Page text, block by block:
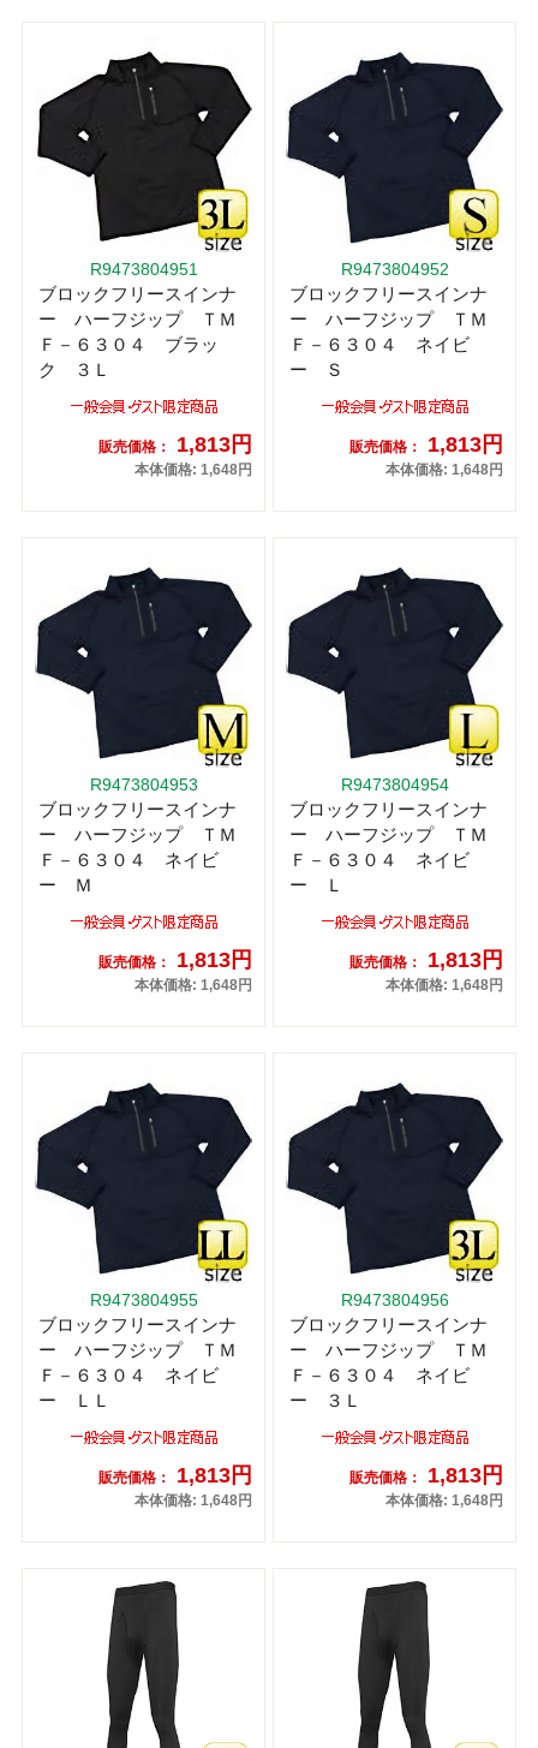
R9473804951
ブロックフリースインナ
ー ハーフジップ ＴＭ
Ｆ－６３０４ ブラッ
ク ３Ｌ
販売価格： 1,813円
本体価格: 1,648円
R9473804952
ブロックフリースインナ
ー ハーフジップ ＴＭ
Ｆ－６３０４ ネイビ
ー Ｓ
販売価格： 1,813円
本体価格: 1,648円
R9473804953
ブロックフリースインナ
ー ハーフジップ ＴＭ
Ｆ－６３０４ ネイビ
ー Ｍ
販売価格： 1,813円
本体価格: 1,648円
R9473804954
ブロックフリースインナ
ー ハーフジップ ＴＭ
Ｆ－６３０４ ネイビ
ー Ｌ
販売価格： 1,813円
本体価格: 1,648円
R9473804955
ブロックフリースインナ
ー ハーフジップ ＴＭ
Ｆ－６３０４ ネイビ
ー ＬＬ
販売価格： 1,813円
本体価格: 1,648円
R9473804956
ブロックフリースインナ
ー ハーフジップ ＴＭ
Ｆ－６３０４ ネイビ
ー ３Ｌ
販売価格： 1,813円
本体価格: 1,648円